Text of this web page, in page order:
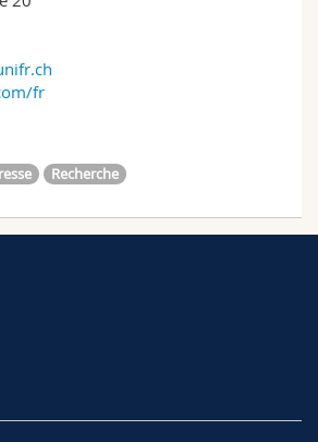
fr
Recherche